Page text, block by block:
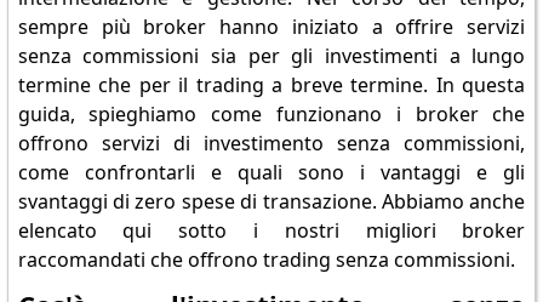
sempre più broker hanno iniziato a offrire servizi
senza commissioni sia per gli investimenti a lungo
termine che per il trading a breve termine. In questa
guida, spieghiamo come funzionano i broker che
offrono servizi di investimento senza commissioni,
come confrontarli e quali sono i vantaggi e gli
svantaggi di zero spese di transazione. Abbiamo anche
elencato qui sotto i nostri migliori broker
raccomandati che offrono trading senza commissioni.